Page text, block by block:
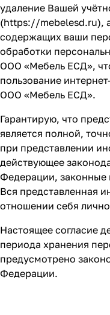
удаление Вашей
(https://mebelesd.ru),
содержащих ваши
обработки
ООО «Мебель ЕСД»,
пользование
ООО «Мебель ЕСД».
Гарантирую, что
является полной,
при представлении
действующее
Федерации, законные
Вся представленная
отношении себя
Настоящее согласие
периода хранения
предусмотрено
Федерации.